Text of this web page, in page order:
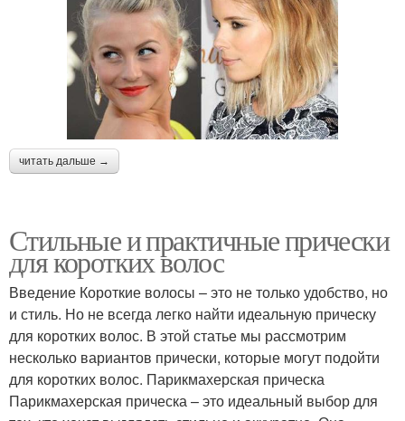
читать дальше →
Стильные и практичные прически
для коротких волос
Введение Короткие волосы – это не только удобство, но
и стиль. Но не всегда легко найти идеальную прическу
для коротких волос. В этой статье мы рассмотрим
несколько вариантов прически, которые могут подойти
для коротких волос. Парикмахерская прическа
Парикмахерская прическа – это идеальный выбор для